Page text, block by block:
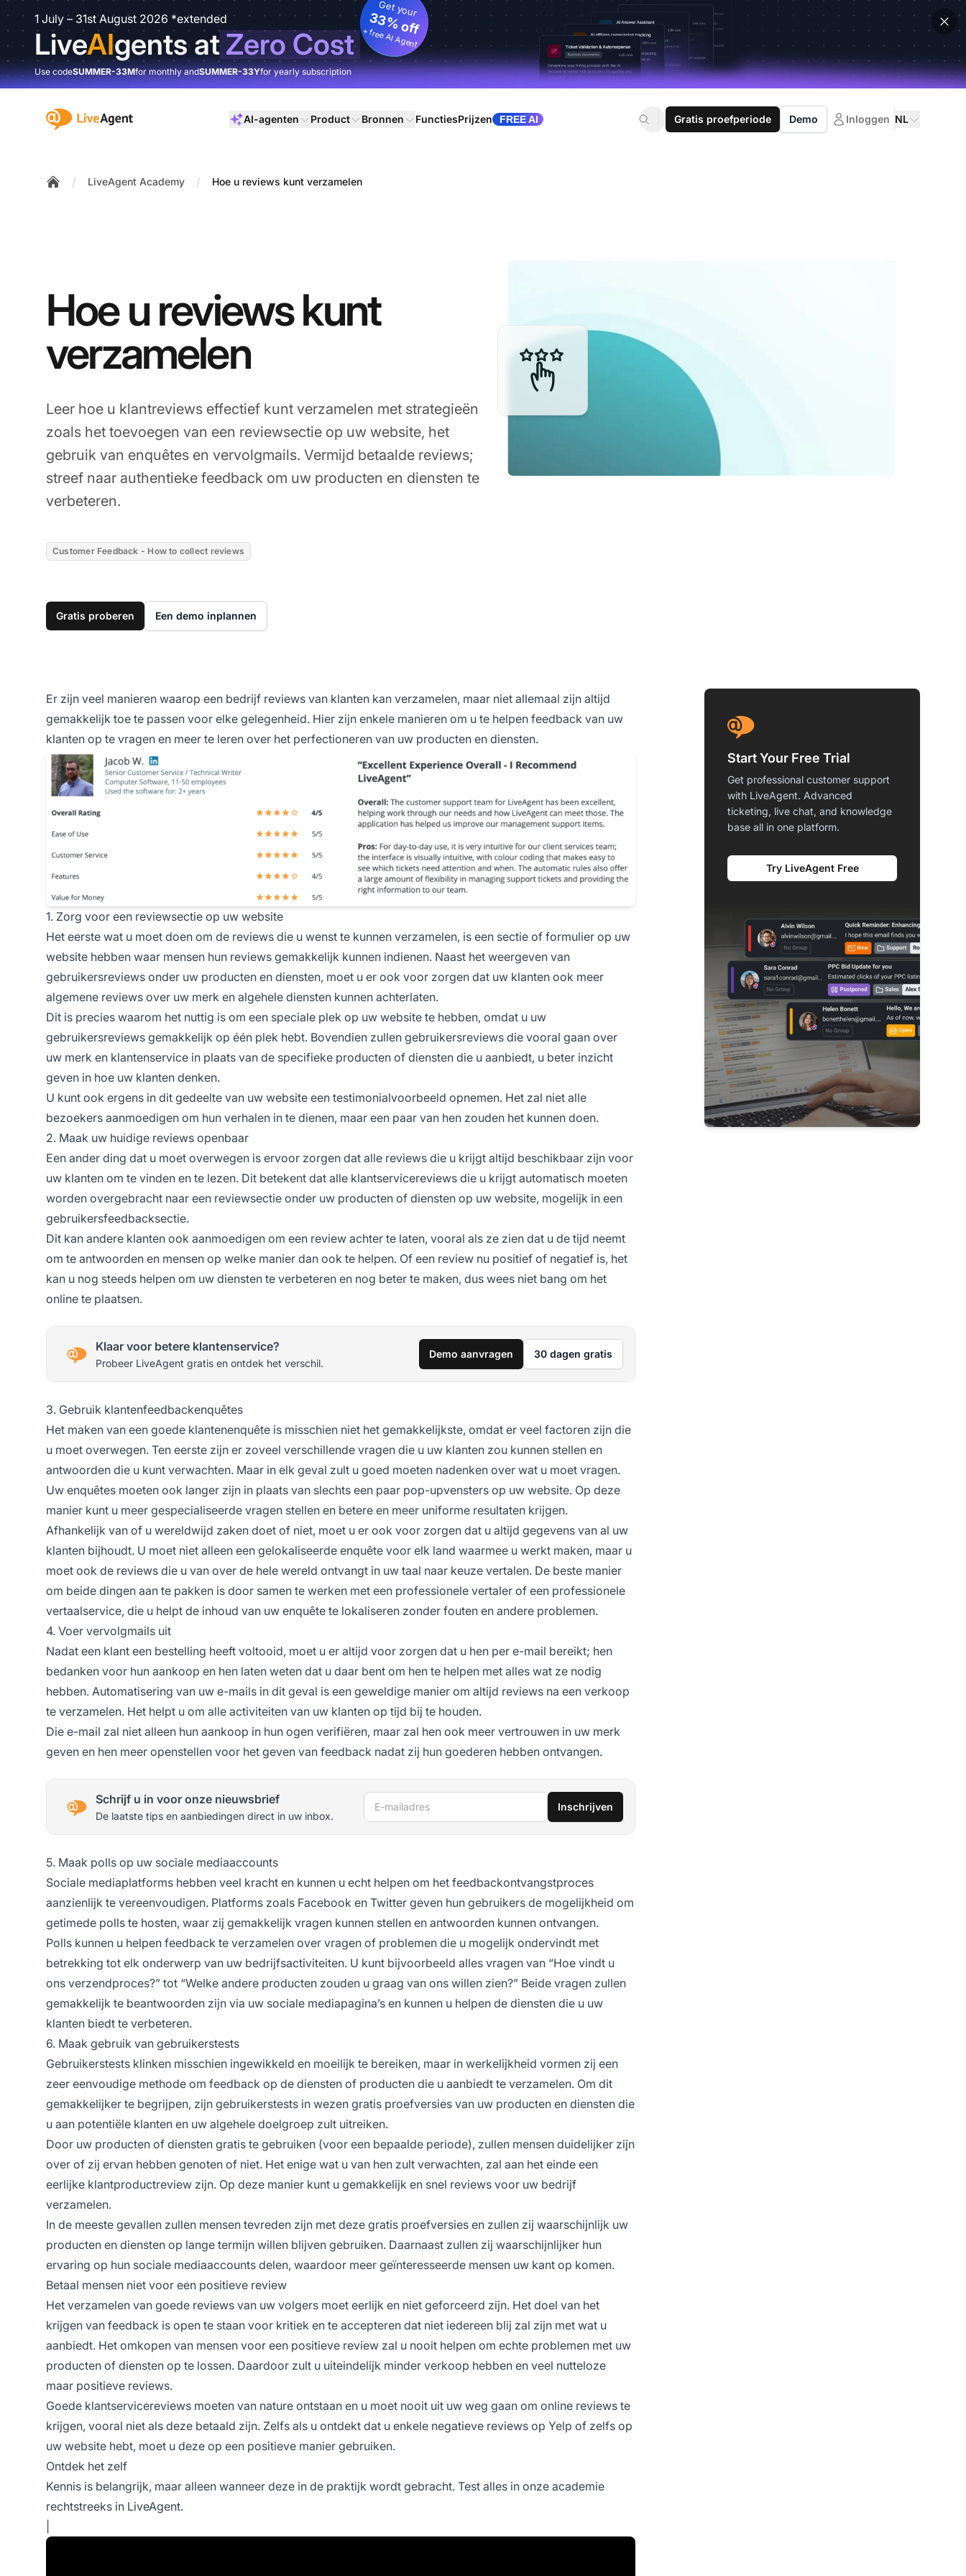
1 July – 31st August 2026 *extended
LiveAIgents atZero Cost
Get your
33% off
+ free AI Agent
Use codeSUMMER-33Mfor monthly andSUMMER-33Yfor yearly subscription
:site.title AI-agenten Product Bronnen FunctiesPrijzen FREE AI Gratis proefperiode Demo Inloggen NL
/ LiveAgent Academy / Hoe u reviews kunt verzamelen
Hoe u reviews kunt
verzamelen
Leer hoe u klantreviews effectief kunt verzamelen met strategieën
zoals het toevoegen van een reviewsectie op uw website, het
gebruik van enquêtes en vervolgmails. Vermijd betaalde reviews;
streef naar authentieke feedback om uw producten en diensten te
verbeteren.
Customer Feedback - How to collect reviews
Gratis proberen Een demo inplannen
Er zijn veel manieren waarop een bedrijf reviews van klanten kan verzamelen, maar niet allemaal zijn altijd
gemakkelijk toe te passen voor elke gelegenheid. Hier zijn enkele manieren om u te helpen feedback van uw
klanten op te vragen en meer te leren over het perfectioneren van uw producten en diensten.
1. Zorg voor een reviewsectie op uw website
Het eerste wat u moet doen om de reviews die u wenst te kunnen verzamelen, is een sectie of formulier op uw
website hebben waar mensen hun reviews gemakkelijk kunnen indienen. Naast het weergeven van
gebruikersreviews onder uw producten en diensten, moet u er ook voor zorgen dat uw klanten ook meer
algemene reviews over uw merk en algehele diensten kunnen achterlaten.
Dit is precies waarom het nuttig is om een speciale plek op uw website te hebben, omdat u uw
gebruikersreviews gemakkelijk op één plek hebt. Bovendien zullen gebruikersreviews die vooral gaan over
uw merk en klantenservice in plaats van de specifieke producten of diensten die u aanbiedt, u beter inzicht
geven in hoe uw klanten denken.
U kunt ook ergens in dit gedeelte van uw website een testimonialvoorbeeld opnemen. Het zal niet alle
bezoekers aanmoedigen om hun verhalen in te dienen, maar een paar van hen zouden het kunnen doen.
2. Maak uw huidige reviews openbaar
Een ander ding dat u moet overwegen is ervoor zorgen dat alle reviews die u krijgt altijd beschikbaar zijn voor
uw klanten om te vinden en te lezen. Dit betekent dat alle klantservicereviews die u krijgt automatisch moeten
worden overgebracht naar een reviewsectie onder uw producten of diensten op uw website, mogelijk in een
gebruikersfeedbacksectie.
Dit kan andere klanten ook aanmoedigen om een review achter te laten, vooral als ze zien dat u de tijd neemt
om te antwoorden en mensen op welke manier dan ook te helpen. Of een review nu positief of negatief is, het
kan u nog steeds helpen om uw diensten te verbeteren en nog beter te maken, dus wees niet bang om het
online te plaatsen.
Klaar voor betere klantenservice?
Probeer LiveAgent gratis en ontdek het verschil.
Demo aanvragen 30 dagen gratis
3. Gebruik klantenfeedbackenquêtes
Het maken van een goede klantenenquête is misschien niet het gemakkelijkste, omdat er veel factoren zijn die
u moet overwegen. Ten eerste zijn er zoveel verschillende vragen die u uw klanten zou kunnen stellen en
antwoorden die u kunt verwachten. Maar in elk geval zult u goed moeten nadenken over wat u moet vragen.
Uw enquêtes moeten ook langer zijn in plaats van slechts een paar pop-upvensters op uw website. Op deze
manier kunt u meer gespecialiseerde vragen stellen en betere en meer uniforme resultaten krijgen.
Afhankelijk van of u wereldwijd zaken doet of niet, moet u er ook voor zorgen dat u altijd gegevens van al uw
klanten bijhoudt. U moet niet alleen een gelokaliseerde enquête voor elk land waarmee u werkt maken, maar u
moet ook de reviews die u van over de hele wereld ontvangt in uw taal naar keuze vertalen. De beste manier
om beide dingen aan te pakken is door samen te werken met een professionele vertaler of een professionele
vertaalservice, die u helpt de inhoud van uw enquête te lokaliseren zonder fouten en andere problemen.
4. Voer vervolgmails uit
Nadat een klant een bestelling heeft voltooid, moet u er altijd voor zorgen dat u hen per e-mail bereikt; hen
bedanken voor hun aankoop en hen laten weten dat u daar bent om hen te helpen met alles wat ze nodig
hebben. Automatisering van uw e-mails in dit geval is een geweldige manier om altijd reviews na een verkoop
te verzamelen. Het helpt u om alle activiteiten van uw klanten op tijd bij te houden.
Die e-mail zal niet alleen hun aankoop in hun ogen verifiëren, maar zal hen ook meer vertrouwen in uw merk
geven en hen meer openstellen voor het geven van feedback nadat zij hun goederen hebben ontvangen.
Schrijf u in voor onze nieuwsbrief
De laatste tips en aanbiedingen direct in uw inbox.
E-mailadres Inschrijven
5. Maak polls op uw sociale mediaaccounts
Sociale mediaplatforms hebben veel kracht en kunnen u echt helpen om het feedbackontvangstproces
aanzienlijk te vereenvoudigen. Platforms zoals Facebook en Twitter geven hun gebruikers de mogelijkheid om
getimede polls te hosten, waar zij gemakkelijk vragen kunnen stellen en antwoorden kunnen ontvangen.
Polls kunnen u helpen feedback te verzamelen over vragen of problemen die u mogelijk ondervindt met
betrekking tot elk onderwerp van uw bedrijfsactiviteiten. U kunt bijvoorbeeld alles vragen van “Hoe vindt u
ons verzendproces?” tot “Welke andere producten zouden u graag van ons willen zien?” Beide vragen zullen
gemakkelijk te beantwoorden zijn via uw sociale mediapagina’s en kunnen u helpen de diensten die u uw
klanten biedt te verbeteren.
6. Maak gebruik van gebruikerstests
Gebruikerstests klinken misschien ingewikkeld en moeilijk te bereiken, maar in werkelijkheid vormen zij een
zeer eenvoudige methode om feedback op de diensten of producten die u aanbiedt te verzamelen. Om dit
gemakkelijker te begrijpen, zijn gebruikerstests in wezen gratis proefversies van uw producten en diensten die
u aan potentiële klanten en uw algehele doelgroep zult uitreiken.
Door uw producten of diensten gratis te gebruiken (voor een bepaalde periode), zullen mensen duidelijker zijn
over of zij ervan hebben genoten of niet. Het enige wat u van hen zult verwachten, zal aan het einde een
eerlijke klantproductreview zijn. Op deze manier kunt u gemakkelijk en snel reviews voor uw bedrijf
verzamelen.
In de meeste gevallen zullen mensen tevreden zijn met deze gratis proefversies en zullen zij waarschijnlijk uw
producten en diensten op lange termijn willen blijven gebruiken. Daarnaast zullen zij waarschijnlijker hun
ervaring op hun sociale mediaaccounts delen, waardoor meer geïnteresseerde mensen uw kant op komen.
Betaal mensen niet voor een positieve review
Het verzamelen van goede reviews van uw volgers moet eerlijk en niet geforceerd zijn. Het doel van het
krijgen van feedback is open te staan voor kritiek en te accepteren dat niet iedereen blij zal zijn met wat u
aanbiedt. Het omkopen van mensen voor een positieve review zal u nooit helpen om echte problemen met uw
producten of diensten op te lossen. Daardoor zult u uiteindelijk minder verkoop hebben en veel nutteloze
maar positieve reviews.
Goede klantservicereviews moeten van nature ontstaan en u moet nooit uit uw weg gaan om online reviews te
krijgen, vooral niet als deze betaald zijn. Zelfs als u ontdekt dat u enkele negatieve reviews op Yelp of zelfs op
uw website hebt, moet u deze op een positieve manier gebruiken.
Ontdek het zelf
Kennis is belangrijk, maar alleen wanneer deze in de praktijk wordt gebracht. Test alles in onze academie
rechtstreeks in LiveAgent.
Start Your Free Trial
Get professional customer support
with LiveAgent. Advanced
ticketing, live chat, and knowledge
base all in one platform.
Try LiveAgent Free